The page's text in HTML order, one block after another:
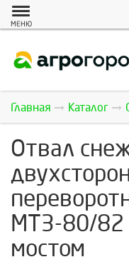
МЕНЮ
Главная Каталог
Отвал
МТЗ-80/82
мостом